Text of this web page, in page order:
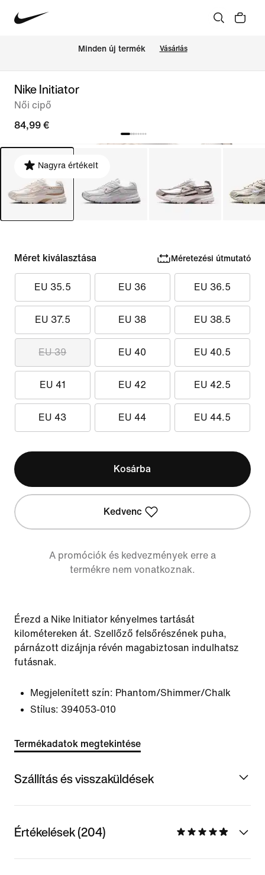
Minden új termék Vásárlás
Nike Initiator
Női cipő
84,99 €
Nagyra értékelt
Méret kiválasztása Méretezési útmutató
EU 35.5 EU 36 EU 36.5
EU 37.5 EU 38 EU 38.5
EU 39 EU 40 EU 40.5
EU 41 EU 42 EU 42.5
EU 43 EU 44 EU 44.5
Kosárba
Kedvenc
A promóciók és kedvezmények erre a
termékre nem vonatkoznak.
Érezd a Nike Initiator kényelmes tartását
kilométereken át. Szellőző felsőrészének puha,
párnázott dizájnja révén magabiztosan indulhatsz
futásnak.
Megjelenített szín: Phantom/Shimmer/Chalk
Stílus: 394053-010
Termékadatok megtekintése
Szállítás és visszaküldések
Értékelések (204)